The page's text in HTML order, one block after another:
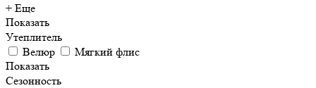
+ Еще
Показать
Утеплитель
Велюр
Мягкий флис
Показать
Сезонность